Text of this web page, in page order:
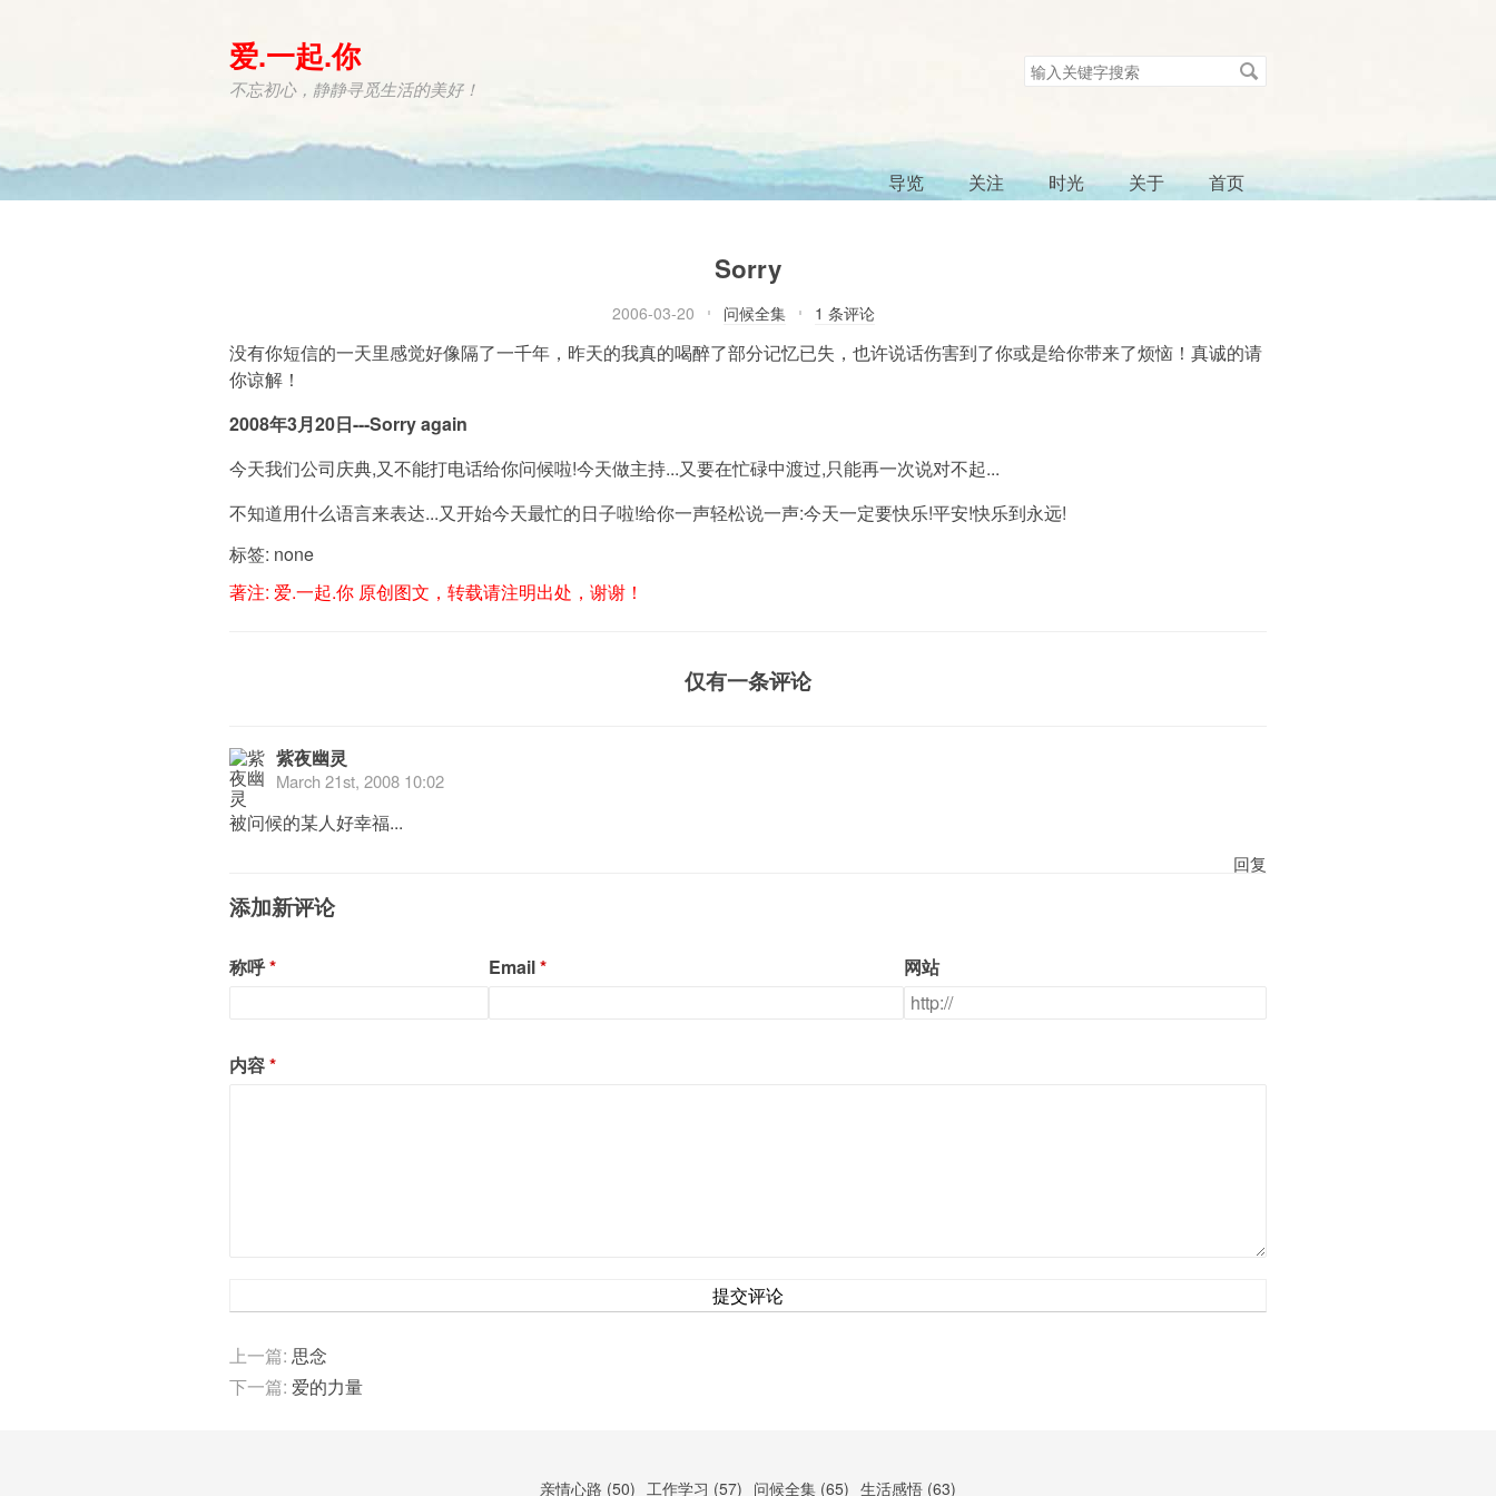
爱.一起.你
不忘初心，静静寻觅生活的美好！
搜
索
首页
关于
时光
关注
导览
Sorry
2006-03-20 问候全集 1 条评论
没有你短信的一天里感觉好像隔了一千年，昨天的我真的喝醉了部分记忆已失，也许说话伤害到了你或是给你带来了烦恼！真诚的请
你谅解！
2008年3月20日---Sorry again
今天我们公司庆典,又不能打电话给你问候啦!今天做主持...又要在忙碌中渡过,只能再一次说对不起...
不知道用什么语言来表达...又开始今天最忙的日子啦!给你一声轻松说一声:今天一定要快乐!平安!快乐到永远!
标签: none
著注: 爱.一起.你 原创图文，转载请注明出处，谢谢！
仅有一条评论
紫夜幽灵
March 21st, 2008 10:02
被问候的某人好幸福...
回复
添加新评论
称呼 Email 网站
内容
提交评论
上一篇: 思念
下一篇: 爱的力量
亲情心路 (50) 工作学习 (57) 问候全集 (65) 生活感悟 (63)